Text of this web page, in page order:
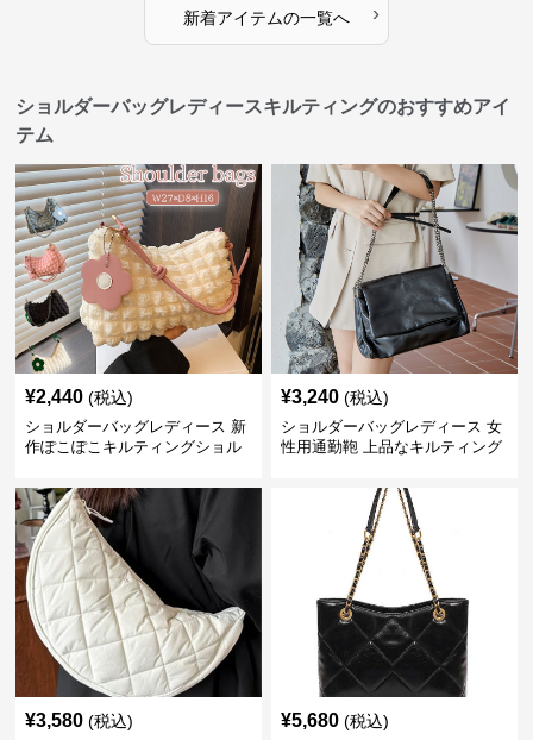
新着アイテムの一覧へ ›
ショルダーバッグレディースキルティングのおすすめアイ
テム
¥2,440 (税込)
ショルダーバッグレディース 新
作ぽこぽこキルティングショル
¥3,240 (税込)
ショルダーバッグレディース 女
性用通勤鞄 上品なキルティング
¥3,580 (税込) ¥5,680 (税込)